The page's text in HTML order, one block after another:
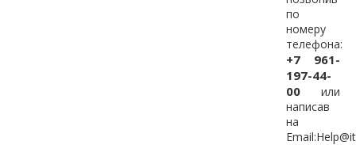
по
номеру
телефона:
+7 961-
197-44-
00 или
написав
на
Email: